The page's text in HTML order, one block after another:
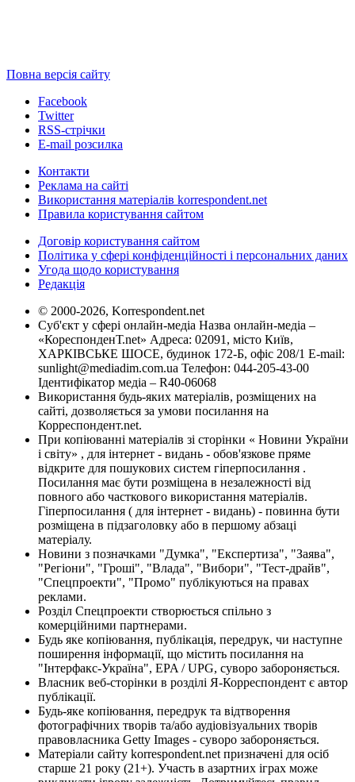
Повна версія сайту
Facebook
Twitter
RSS-стрічки
E-mail розсилка
Контакти
Реклама на сайті
Використання матеріалів korrespondent.net
Правила користування сайтом
Договір користування сайтом
Політика у сфері конфіденційності і персональних даних
Угода щодо користування
Редакція
© 2000-2026, Korrespondent.net
Суб'єкт у сфері онлайн-медіа Назва онлайн-медіа –
«КореспонденТ.net» Адреса: 02091, місто Київ,
ХАРКІВСЬКЕ ШОСЕ, будинок 172-Б, офіс 208/1 E-mail:
sunlight@mediadim.com.ua Телефон: 044-205-43-00
Ідентифікатор медіа – R40-06068
Використання будь-яких матеріалів, розміщених на
сайті, дозволяється за умови посилання на
Корреспондент.net.
При копіюванні матеріалів зі сторінки « Новини України
і світу» , для інтернет - видань - обов'язкове пряме
відкрите для пошукових систем гіперпосилання .
Посилання має бути розміщена в незалежності від
повного або часткового використання матеріалів.
Гіперпосилання ( для інтернет - видань) - повинна бути
розміщена в підзаголовку або в першому абзаці
матеріалу.
Новини з позначками "Думка", "Експертиза", "Заява",
"Регіони", "Гроші", "Влада", "Вибори", "Тест-драйв",
"Спецпроекти", "Промо" публікуються на правах
реклами.
Розділ Спецпроекти створюється спільно з
комерційними партнерами.
Будь яке копіювання, публікація, передрук, чи наступне
поширення інформації, що містить посилання на
"Інтерфакс-Україна", EPA / UPG, суворо забороняється.
Власник веб-сторінки в розділі Я-Корреспондент є автор
публікації.
Будь-яке копіювання, передрук та відтворення
фотографічних творів та/або аудіовізуальних творів
правовласника Getty Images - суворо забороняється.
Матеріали сайту korrespondent.net призначені для осіб
старше 21 року (21+). Участь в азартних іграх може